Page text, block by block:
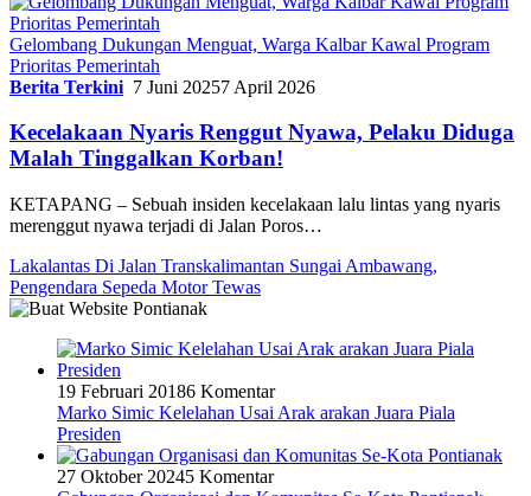
Gelombang Dukungan Menguat, Warga Kalbar Kawal Program
Prioritas Pemerintah
Berita Terkini 7 Juni 20257 April 2026
Kecelakaan Nyaris Renggut Nyawa, Pelaku Diduga
Malah Tinggalkan Korban!
KETAPANG – Sebuah insiden kecelakaan lalu lintas yang nyaris
merenggut nyawa terjadi di Jalan Poros…
Lakalantas Di Jalan Transkalimantan Sungai Ambawang,
Pengendara Sepeda Motor Tewas
19 Februari 20186 Komentar
Marko Simic Kelelahan Usai Arak arakan Juara Piala
Presiden
27 Oktober 20245 Komentar